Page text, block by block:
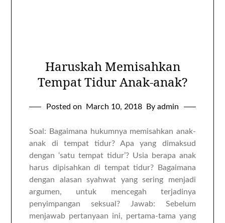
Haruskah Memisahkan
Tempat Tidur Anak-anak?
Posted on March 10, 2018 By admin
Soal: Bagaimana hukumnya memisahkan anak-
anak di tempat tidur? Apa yang dimaksud
dengan ‘satu tempat tidur’? Usia berapa anak
harus dipisahkan di tempat tidur? Bagaimana
dengan alasan syahwat yang sering menjadi
argumen, untuk mencegah terjadinya
penyimpangan seksual? Jawab: Sebelum
menjawab pertanyaan ini, pertama-tama yang